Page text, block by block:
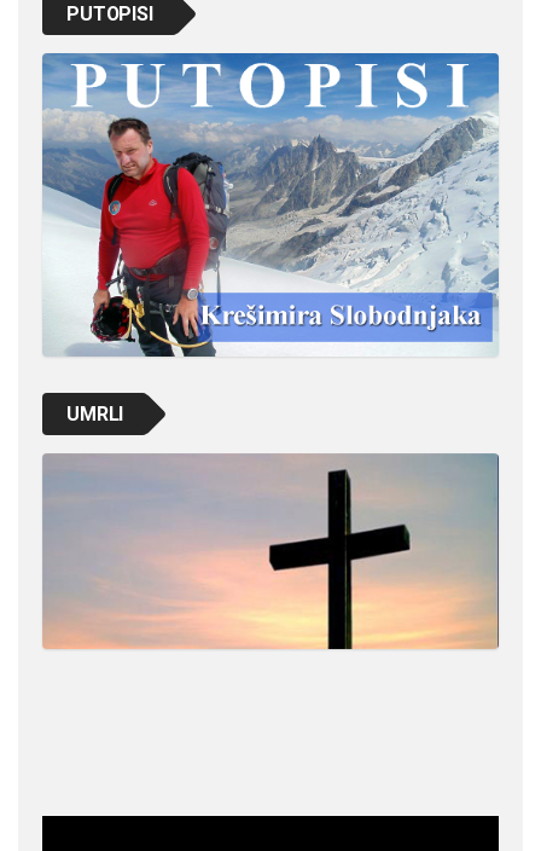
PUTOPISI
UMRLI